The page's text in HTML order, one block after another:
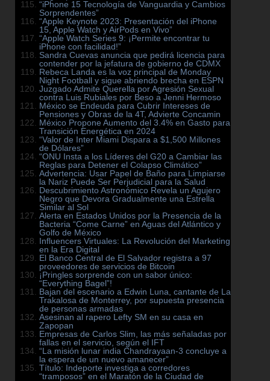
“iPhone 15 Tecnología de Vanguardia y Cambios
Sorprendentes”
“Apple Keynote 2023: Presentación del iPhone
15, Apple Watch y AirPods en Vivo”
“Apple Watch Series 9: ¡Permite encontrar tu
iPhone con facilidad!”
Sandra Cuevas anuncia que pedirá licencia para
contender por la jefatura de gobierno de CDMX
Rebeca Landa es la voz principal de Monday
Night Football y sigue abriendo brecha en ESPN
Juzgado Admite Querella por Agresión Sexual
contra Luis Rubiales por Beso a Jenni Hermoso
México se Endeuda para Cubrir Intereses de
Pensiones y Obras de la 4T, Advierte Concamin
México Propone Aumento del 3.4% en Gasto para
Transición Energética en 2024
“Valor de Inter Miami Dispara a $1,500 Millones
de Dólares”
“ONU Insta a los Líderes del G20 a Cambiar las
Reglas para Detener el Colapso Climático”
Advertencia: Usar Papel de Baño para Limpiarse
la Nariz Puede Ser Perjudicial para la Salud
Descubrimiento Astronómico Revela un Agujero
Negro que Devora Gradualmente una Estrella
Similar al Sol
Alerta en Estados Unidos por la Presencia de la
Bacteria “Come Carne” en Aguas del Atlántico y
Golfo de México
Influencers Virtuales: La Revolución del Marketing
en la Era Digital
El Banco Central de El Salvador registra a 97
proveedores de servicios de Bitcoin
¡Pringles sorprende con un sabor único:
“Everything Bagel”!
Bajan del escenario a Edwin Luna, cantante de La
Trakalosa de Monterrey, por supuesta presencia
de personas armadas
Asesinan al rapero Lefty SM en su casa en
Zapopan
Empresas de Carlos Slim, las más señaladas por
fallas en el servicio, según el IFT
“La misión lunar india Chandrayaan-3 concluye a
la espera de un nuevo amanecer”
Título: Indeporte investiga a corredores
“tramposos” en el Maratón de la Ciudad de